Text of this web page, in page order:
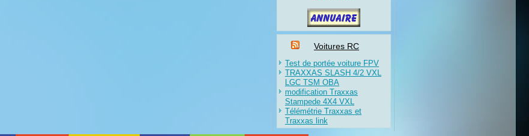
Voitures RC
Test de portée voiture FPV
TRAXXAS SLASH 4/2 VXL
LGC TSM OBA
modification Traxxas
Stampede 4X4 VXL
Télémétrie Traxxas et
Traxxas link